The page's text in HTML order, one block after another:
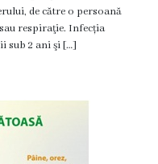
de către o persoană
respiraţie. Infecția
sub 2 ani şi […]